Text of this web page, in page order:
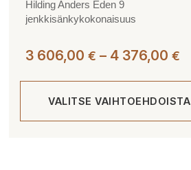
Hilding Anders Eden 9
jenkkisänkykokonaisuus
3 606,00 € – 4 376,00 €
-
4
VALITSE VAIHTOEHDOISTA